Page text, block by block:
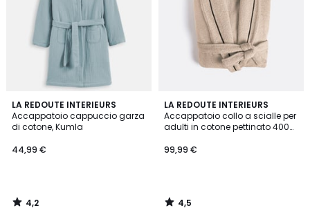
LA REDOUTE INTERIEURS
Accappatoio cappuccio garza
di cotone, Kumla
44,99 €
4,2
/ 5
4,2
LA REDOUTE INTERIEURS
Accappatoio collo a scialle per
adulti in cotone pettinato 400
99,99 €
4,5
/ 5
4,5